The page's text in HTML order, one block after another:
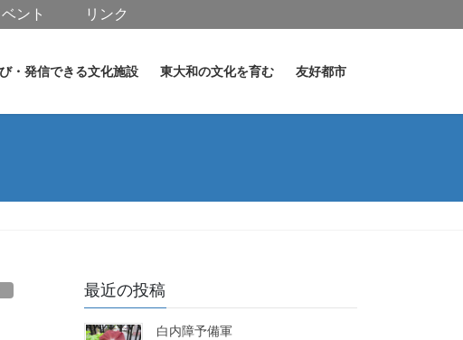
・発信できる文化施設 東大和の文化を育む 友好都市
最近の投稿
白内障予備軍
ント リンク